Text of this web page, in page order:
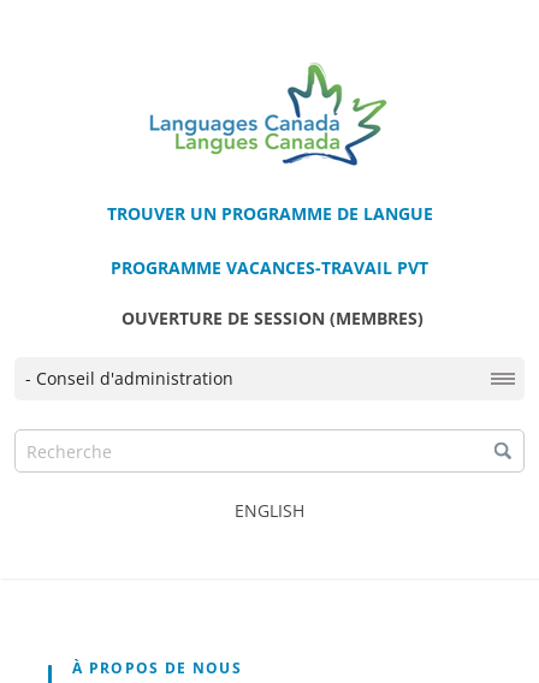
TROUVER UN PROGRAMME DE LANGUE
PROGRAMME VACANCES-TRAVAIL PVT
OUVERTURE DE SESSION (MEMBRES)
ENGLISH
À PROPOS DE NOUS